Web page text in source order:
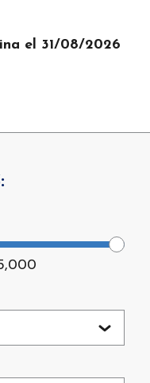
el 31/08/2026